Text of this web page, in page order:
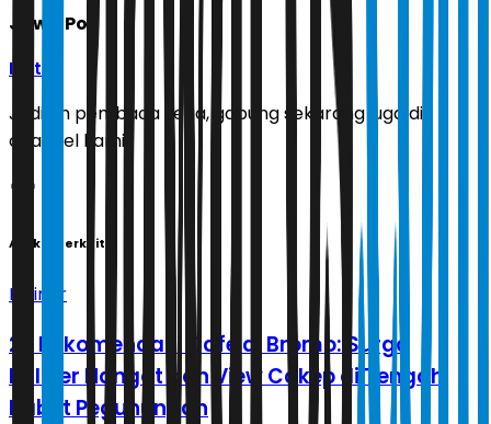
Jawa Pos
Ikuti
Jadilah pembaca setia, gabung sekarang juga di
channel kami!
Artikel Terkait
Kuliner
20 Rekomendasi Cafe di Bromo: Surga
Kuliner Hangat dan View Cakep di Tengah
Kabut Pegunungan